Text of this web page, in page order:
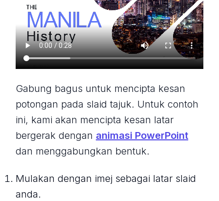
Gabung bagus untuk mencipta kesan
potongan pada slaid tajuk. Untuk contoh
ini, kami akan mencipta kesan latar
bergerak dengan animasi PowerPoint
dan menggabungkan bentuk.
Mulakan dengan imej sebagai latar slaid
anda.